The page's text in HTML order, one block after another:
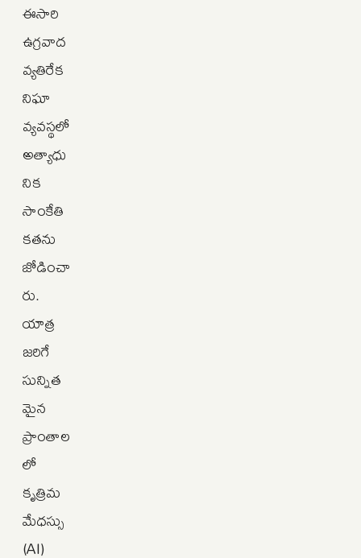
ఈసారి
ఉగ్రవాద
వ్యతిరేక
నిఘా
వ్యవస్థలో
అత్యాధు
నిక
సాంకేతి
కతను
జోడించా
రు.
యాత్ర
జరిగే
సున్నిత
మైన
ప్రాంతాల
లో
కృత్రిమ
మేధస్సు
(AI)